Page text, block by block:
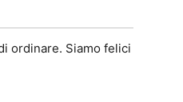
ordinare. Siamo felici